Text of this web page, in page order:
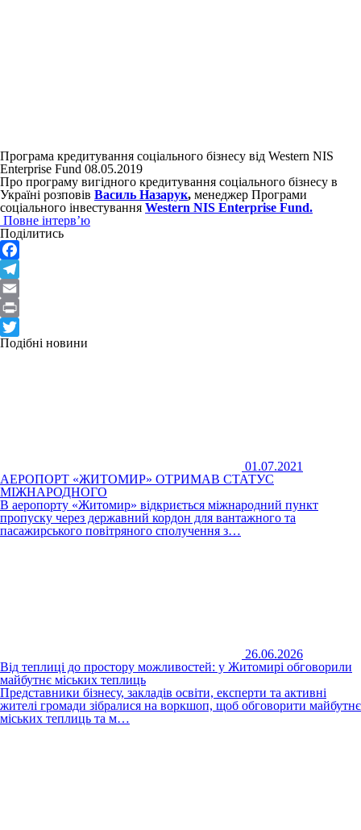
Програма кредитування соціального бізнесу від Western NIS
Enterprise Fund 08.05.2019
Про програму вигідного кредитування соціального бізнесу в
Україні розповів Василь Назарук, менеджер Програми
соціального інвестування Western NIS Enterprise Fund.
Повне інтерв’ю
Поділитись
Facebook
Telegram
Email
Print
Twitter
Подібні новини
01.07.2021
АЕРОПОРТ «ЖИТОМИР» ОТРИМАВ СТАТУС
МІЖНАРОДНОГО
В аеропорту «Житомир» відкриється міжнародний пункт
пропуску через державний кордон для вантажного та
пасажирського повітряного сполучення з…
26.06.2026
Від теплиці до простору можливостей: у Житомирі обговорили
майбутнє міських теплиць
Представники бізнесу, закладів освіти, експерти та активні
жителі громади зібралися на воркшоп, щоб обговорити майбутнє
міських теплиць та м…